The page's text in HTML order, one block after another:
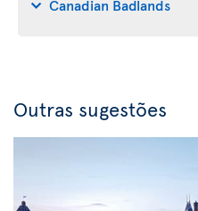
Canadian Badlands
Outras sugestões